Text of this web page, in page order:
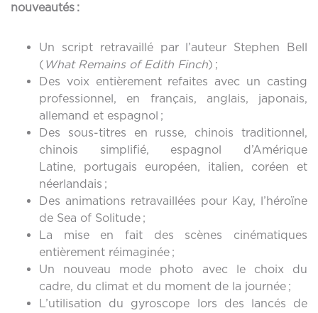
nouveautés :
Un script retravaillé par l’auteur Stephen Bell
( What Remains of Edith Finch) ;
Des voix entièrement refaites avec un casting
professionnel, en français, anglais, japonais,
allemand et espagnol ;
Des sous-titres en russe, chinois traditionnel,
chinois simplifié, espagnol d’Amérique
Latine, portugais européen, italien, coréen et
néerlandais ;
Des animations retravaillées pour Kay, l’héroïne
de Sea of Solitude ;
La mise en fait des scènes cinématiques
entièrement réimaginée ;
Un nouveau mode photo avec le choix du
cadre, du climat et du moment de la journée ;
L’utilisation du gyroscope lors des lancés de